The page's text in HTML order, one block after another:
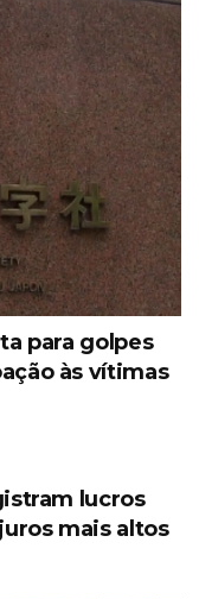
para golpes
às vítimas
lucros
mais altos